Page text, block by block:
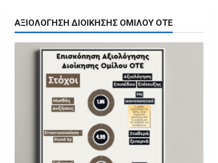
ΑΞΙΟΛΌΓΗΣΗ ΔΙΟΊΚΗΣΗΣ ΟΜΊΛΟΥ ΟΤΕ